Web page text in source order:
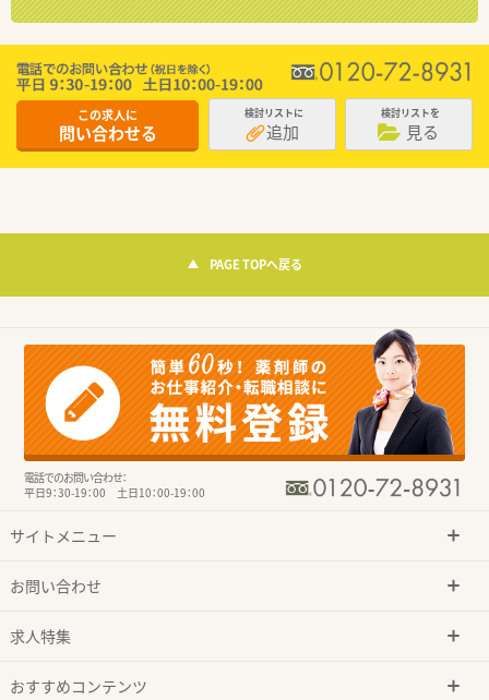
この求人に
問い合わせる
検討リストに
追加
検討リストを
見る
PAGE TOPへ戻る
電話でのお問い合わせ：
平日9：30-19：00 土日10：00-19：00
サイトメニュー
お問い合わせ
求人特集
おすすめコンテンツ